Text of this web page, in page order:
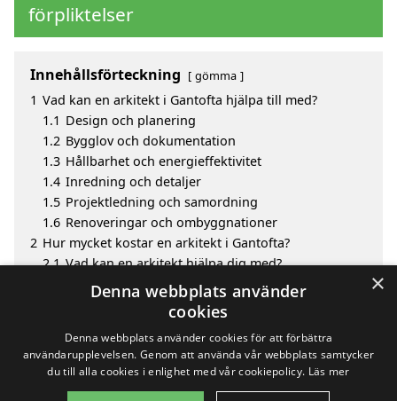
förpliktelser
Innehållsförteckning gömma
1 Vad kan en arkitekt i Gantofta hjälpa till med?
1.1 Design och planering
1.2 Bygglov och dokumentation
1.3 Hållbarhet och energieffektivitet
1.4 Inredning och detaljer
1.5 Projektledning och samordning
1.6 Renoveringar och ombyggnationer
2 Hur mycket kostar en arkitekt i Gantofta?
2.1 Vad kan en arkitekt hjälpa dig med?
Fördelar med att välja arkitekt i Gantofta
Sök efter en skicklig arkitekt i de omgivande städerna
×
Denna webbplats använder
cookies
Denna webbplats använder cookies för att förbättra
användarupplevelsen. Genom att använda vår webbplats samtycker
du till alla cookies i enlighet med vår cookiepolicy. Läs mer